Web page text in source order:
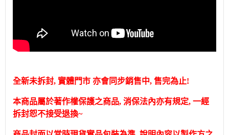
全新未拆封, 實體門市 亦會同步銷售中, 售完為止!
本商品屬於著作權保護之商品, 消保法內亦有規定, 一經
拆封恕不接受退換~